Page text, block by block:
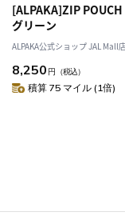
[ALPAKA]ZIP POUCH
グリーン
ALPAKA公式ショップ JAL Mall
8,250 円 （税込）
積算 75 マイル (1倍)